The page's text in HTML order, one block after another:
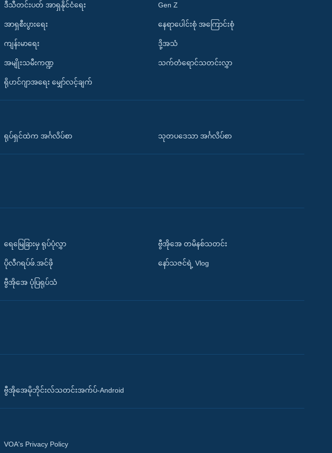
ဒီသီတင်းပတ် အာရှနိုင်ငံရေး
အာရှစီးပွားရေး
ကျန်းမာရေး
အမျိုးသမီးကဏ္ဍ
ရိုဟင်ဂျာအရေး မျှော်လင့်ချက်
Gen Z
နေရာပေါင်းစုံ အကြောင်းစုံ
ဒို့အသံ
သက်တံရောင်သတင်းလွှာ
ရုပ်ရှင်ထဲက အင်္ဂလိပ်စာ သုတပဒေသာ အင်္ဂလိပ်စာ
ရေမြေခြားမှ ရုပ်ပုံလွှာ
ပိုလီဂရပ်ဖ်.အင်ဖို
ဗွီအိုအေ ပုံပြရုပ်သံ
ဗွီအိုအေ တမိနစ်သတင်း
နော်သဇင်ရဲ့ Vlog
ဗွီအိုအေမိုဘိုင်းလ်သတင်းအက်ပ်-Android
VOA's Privacy Policy